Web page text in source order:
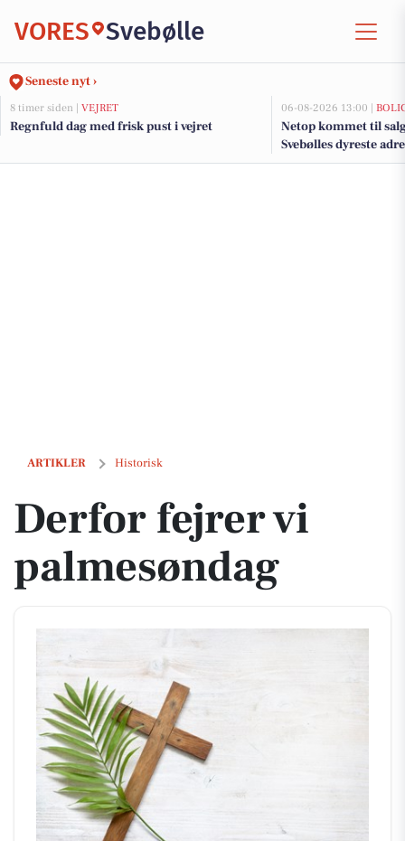
VORES Svebølle
Seneste nyt ›
8 timer siden | VEJRET
Regnfuld dag med frisk pust i vejret
06-08-2026 13:00 |
Netop kommet til
Svebølles dyreste
ARTIKLER Historisk
Derfor fejrer vi palmesøndag
Derfor fejrer vi
palmesøndag